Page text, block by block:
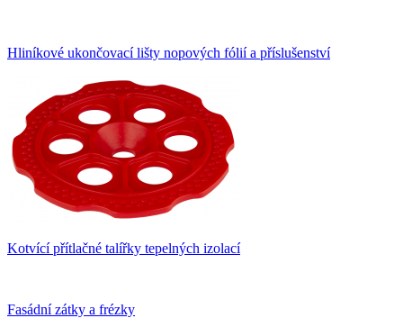
Hliníkové ukončovací lišty nopových fólií a příslušenství
Kotvící přítlačné talířky tepelných izolací
Fasádní zátky a frézky